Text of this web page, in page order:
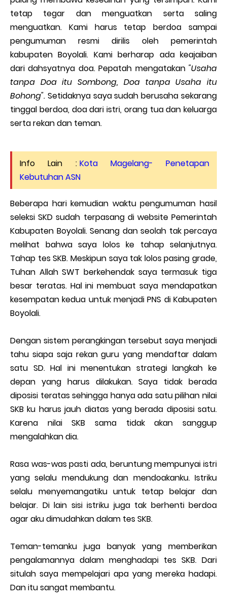
tetap tegar dan menguatkan serta saling
menguatkan. Kami harus tetap berdoa sampai
pengumuman resmi dirilis oleh pemerintah
kabupaten Boyolali. Kami berharap ada keajaiban
dari dahsyatnya doa. Pepatah mengatakan "Usaha
tanpa Doa itu Sombong, Doa tanpa Usaha itu
Bohong". Setidaknya saya sudah berusaha sekarang
tinggal berdoa, doa dari istri, orang tua dan keluarga
serta rekan dan teman.
Info Lain : Kota Magelang- Penetapan
Kebutuhan ASN
Beberapa hari kemudian waktu pengumuman hasil
seleksi SKD sudah terpasang di website Pemerintah
Kabupaten Boyolali. Senang dan seolah tak percaya
melihat bahwa saya lolos ke tahap selanjutnya.
Tahap tes SKB. Meskipun saya tak lolos pasing grade,
Tuhan Allah SWT berkehendak saya termasuk tiga
besar teratas. Hal ini membuat saya mendapatkan
kesempatan kedua untuk menjadi PNS di Kabupaten
Boyolali.
Dengan sistem perangkingan tersebut saya menjadi
tahu siapa saja rekan guru yang mendaftar dalam
satu SD. Hal ini menentukan strategi langkah ke
depan yang harus dilakukan. Saya tidak berada
diposisi teratas sehingga hanya ada satu pilihan nilai
SKB ku harus jauh diatas yang berada diposisi satu.
Karena nilai SKB sama tidak akan sanggup
mengalahkan dia.
Rasa was-was pasti ada, beruntung mempunyai istri
yang selalu mendukung dan mendoakanku. Istriku
selalu menyemangatiku untuk tetap belajar dan
belajar. Di lain sisi istriku juga tak berhenti berdoa
agar aku dimudahkan dalam tes SKB.
Teman-temanku juga banyak yang memberikan
pengalamannya dalam menghadapi tes SKB. Dari
situlah saya mempelajari apa yang mereka hadapi.
Dan itu sangat membantu.